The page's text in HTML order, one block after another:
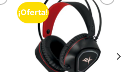
¡Oferta!
Añadir
a la
lista de
deseos